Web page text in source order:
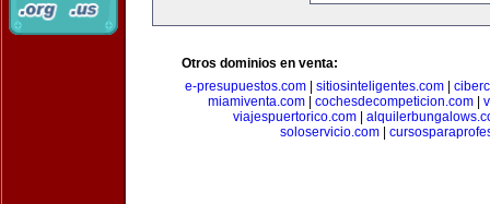
Otros dominios en venta:
e-presupuestos.com
sitiosinteligentes.com
miamiventa.com
cochesdecompeticion.com
viajespuertorico.com|
soloservicio.com|